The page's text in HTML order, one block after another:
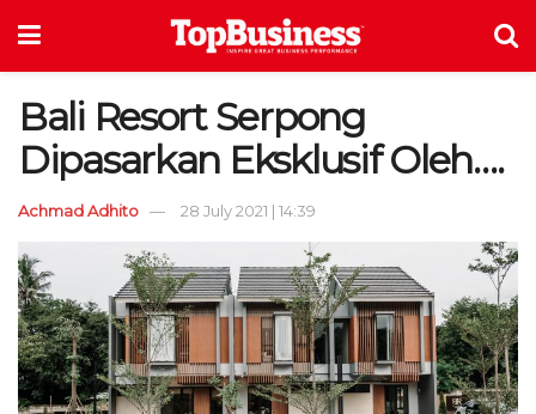
Bali Resort Serpong
Dipasarkan Eksklusif Oleh….
Achmad Adhito 28 July 2021 | 14:39